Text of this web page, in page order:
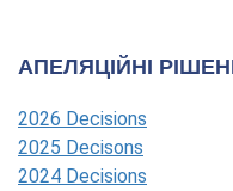
АПЕЛЯЦІЙНІ
2026 Decisions
2025 Decisons
2024 Decisions